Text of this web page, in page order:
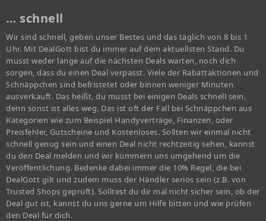
… schnell
Wir sind schnell, geben unser Bestes und das täglich von 8 bis 1
Uhr. Mit DealGott bist du immer auf dem aktuellsten Stand. Du
musst weder lange auf die nächsten Deals warten, noch dich
sorgen, dass du einen Deal verpasst. Viele der Rabattaktionen und
Schnäppchen sind befristetet oder binnen weniger Minuten
ausverkauft. Das heißt, du musst bei einigen Deals schnell sein,
denn sonst ist alles weg. Das ist oft der Fall bei Schnäppchen aus
Kategorien wie zum Beispiel Handyverträge, Finanzen, oder
Preisfehler, Gutscheine und Kostenloses. Sollten wir einmal nicht
schnell genug sein und einen Deal nicht rechtzeitig sehen, kannst
du den Deal melden und wir kümmern uns umgehend um die
Veröffentlichung. Bedenke dabei immer die 10% Regel, die bei
DealGott gilt und zudem muss der Händler seriös sein (z.B. von
Trusted Shops geprüft). Solltest du dir mal nicht sicher sein, ob der
Deal gut ist, kannst du uns gerne um Hilfe bitten und wie prüfen
den Deal für dich.